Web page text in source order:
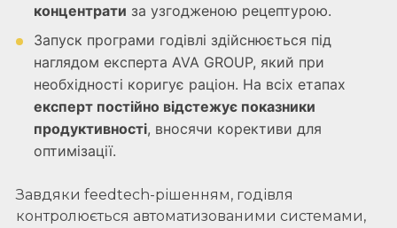
концентрати за узгодженою рецептурою.
Запуск програми годівлі здійснюється під
наглядом експерта AVA GROUP, який при
необхідності коригує раціон. На всіх етапах
експерт постійно відстежує показники
продуктивності, вносячи корективи для
оптимізації.
Завдяки feedtech-рішенням, годівля
контролюється автоматизованими системами,